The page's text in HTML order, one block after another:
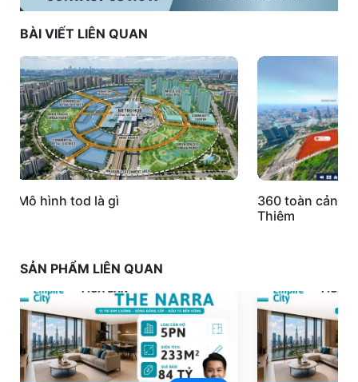
BÀI VIẾT LIÊN QUAN
Mô hình tod là gì
360 toàn cảnh
Thiêm
SẢN PHẨM LIÊN QUAN